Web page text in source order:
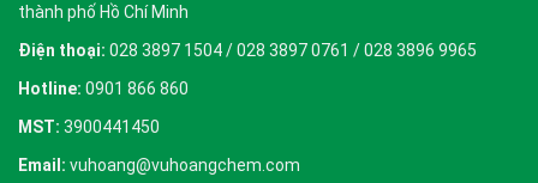
thành phố Hồ Chí Minh
Điện thoại: 028 3897 1504 / 028 3897 0761 / 028 3896 9965
Hotline: 0901 866 860
MST: 3900441450
Email: vuhoang@vuhoangchem.com